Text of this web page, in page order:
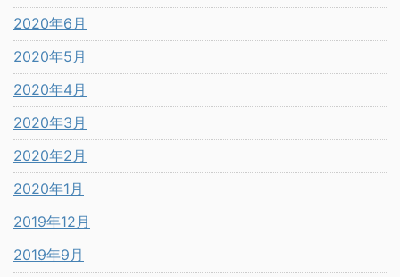
2020年6月
2020年5月
2020年4月
2020年3月
2020年2月
2020年1月
2019年12月
2019年9月